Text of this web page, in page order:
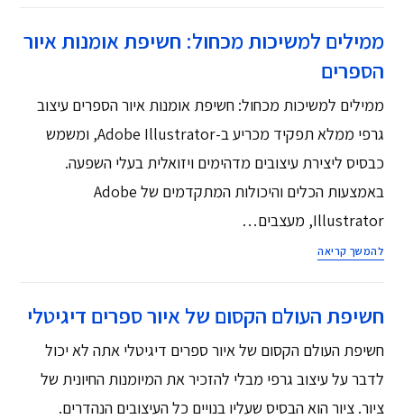
ממילים למשיכות מכחול: חשיפת אומנות איור
הספרים
ממילים למשיכות מכחול: חשיפת אומנות איור הספרים עיצוב
גרפי ממלא תפקיד מכריע ב-Adobe Illustrator, ומשמש
כבסיס ליצירת עיצובים מדהימים ויזואלית בעלי השפעה.
באמצעות הכלים והיכולות המתקדמים של Adobe
Illustrator, מעצבים…
להמשך קריאה
חשיפת העולם הקסום של איור ספרים דיגיטלי
חשיפת העולם הקסום של איור ספרים דיגיטלי אתה לא יכול
לדבר על עיצוב גרפי מבלי להזכיר את המיומנות החיונית של
ציור. ציור הוא הבסיס שעליו בנויים כל העיצובים הנהדרים.